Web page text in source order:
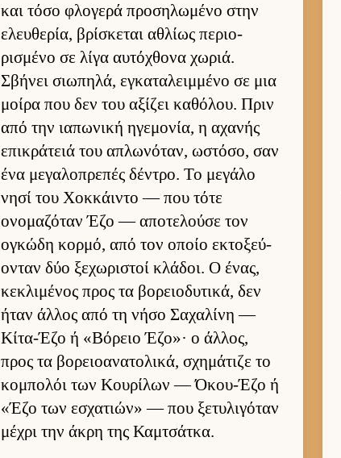
και τόσο φλογερά προσηλωμένο στην
ελευ­θερία, βρίσκεται αθλίως περιο­
ρισμένο σε λίγα αυ­τόχθονα χωριά.
Σβήνει σιω­πηλά, εγκαταλειμ­μένο σε μια
μοίρα που δεν του αξίζει καθόλου. Πριν
από την ια­πωνική ηγεμονία, η αχανής
επικράτειά του απλωνόταν, ωστόσο, σαν
ένα μεγαλοπρεπές δέντρο. Το μεγάλο
νησί του Χοκ­κάι­ντο — που τότε
ονομαζόταν Έζο — αποτελούσε τον
ογκώδη κορ­μό, από τον οποίο εκτοξεύ­
ονταν δύο ξεχωριστοί κλάδοι. Ο ένας,
κεκλιμένος προς τα βορειο­δυτικά, δεν
ήταν άλ­λος από τη νήσο Σαχαλίνη —
Κίτα-Έζο ή «Βόρειο Έζο»· ο άλ­λος,
προς τα βορειο­ανατολικά, σχημάτιζε το
κομπολόι των Κου­ρίλων — Όκου-Έζο ή
«Έζο των εσχατιών» — που ξετυλιγόταν
μέχρι την άκρη της Καμ­τσάτ­κα.